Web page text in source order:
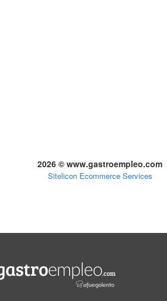
2026 © www.gastroempleo.com
Sitelicon Ecommerce Services